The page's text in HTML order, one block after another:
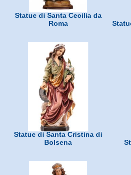
Statue di Santa Cecilia da
Roma
Statue di Santa Cristina di
Bolsena